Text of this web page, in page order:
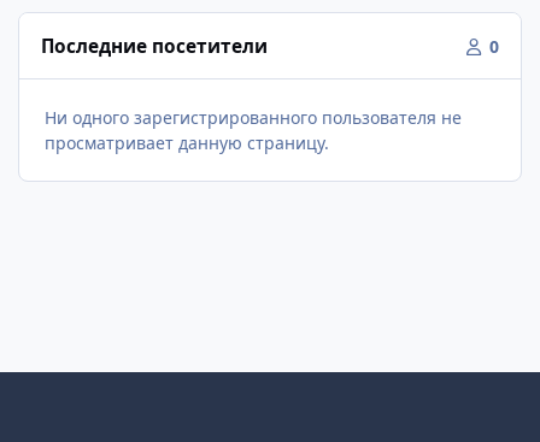
Последние посетители 0
Ни одного зарегистрированного пользователя не
просматривает данную страницу.